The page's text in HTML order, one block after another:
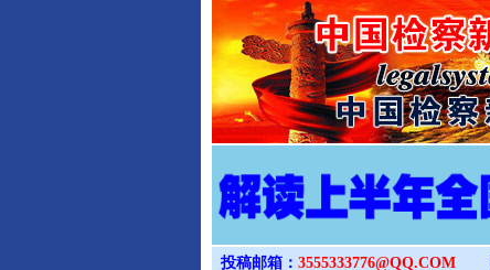
投稿邮箱： 3555333776@QQ.COM